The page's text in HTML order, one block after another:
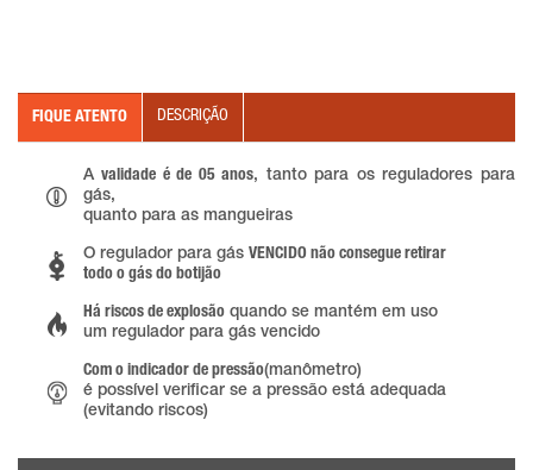
FIQUE ATENTO DESCRIÇÃO
Avalidade é de 05 anos, tanto para os reguladores para
gás,
quanto para as mangueiras
O regulador para gás VENCIDO não consegue retirar
todo o gás do botijão
Há riscos de explosão quando se mantém em uso
um regulador para gás vencido
Com o indicador de pressão(manômetro)
é possível verificar se a pressão está adequada
(evitando riscos)